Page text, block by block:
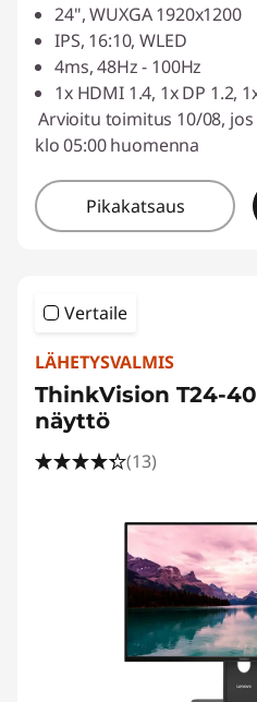
24", WUXGA 1920x1200
IPS, 16:10, WLED
4ms, 48Hz - 100Hz
1x HDMI 1.4, 1x DP 1.2,
Arvioitu toimitus 10/08,
klo 05:00 huomenna
Pikakatsaus
Vertaile
LÄHETYSVALMIS
ThinkVision T24-
näyttö
(13)